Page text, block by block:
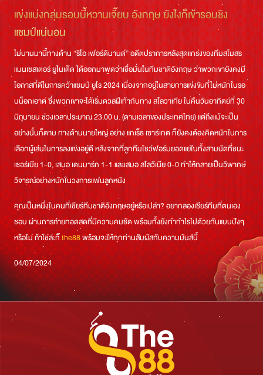
แข่งแบ่งกลุ่มรอบนี้หวานเจี๊ยบ อังกฤษ ยังไงก็เข้ารอบชิง
แชมป์แน่นอน
ไม่นานมานี้ทางด้าน “ริโอ เฟอร์ดินานด์” อดีตปราการหลังสุดแกร่งของทีมสโมสร
แมนเชสเตอร์ ยูไนเต็ด ได้ออกมาพูดว่าเชื่อมั่นในทีมชาติอังกฤษ ว่าพวกเขายังคงมี
โอกาสที่ดีในการคว้าแชมป์ ยูโร 2024 เนื่องจากอยู่ในสายการแข่งขันที่ไม่หนักในรอ
บน็อกเอาต์ ซึ่งพวกเขาจะได้เริ่มดวลฝีเท้ากับทาง สโลวาเกีย ในคืนวันอาทิตย์ที่ 30
มิถุนายน ช่วงเวลาประมาณ 23.00 น. (ตามเวลาของประเทศไทย) แต่ถึงแม้จะเป็น
อย่างนั้นก็ตาม ทางด้านนายใหญ่ อย่าง แกเร็ธ เซาธ์เกต ก็ยังคงต้องคิดหนักในการ
เลือกผู้เล่นในการลงแข่งอยู่ดี หลังจากที่ลูกทีมโชว์ฟอร์มยอดแย่ในทั้งสามนัดที่ชนะ
เซอร์เบีย 1-0, เสมอ เดนมาร์ก 1-1 และเสมอ สโลวีเนีย 0-0 ทำให้กลายเป็นวิพากษ์
วิจารณ์อย่างหนักในวงการแฟนลูกหนัง
คุณเป็นหนึ่งในคนที่เชียร์ทีมชาติอังกฤษอยู่หรือเปล่า? อยากลองเชียร์ทีมที่ตนเอง
ชอบ ผ่านการถ่ายทอดสดที่มีความคมชัด พร้อมทั้งยังทำกำไรไปด้วยกันแบบปังๆ
หรือไม่ ถ้าใช่ล่ะก็the88พร้อมจะให้ทุกท่านสัมผัสกับความมันส์นี้
04/07/2024